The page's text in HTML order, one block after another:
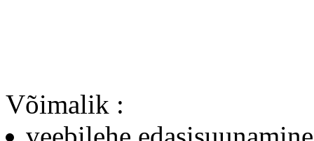
Võimalik :